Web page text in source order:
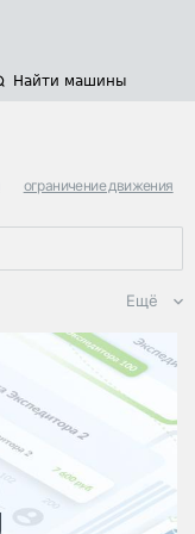
Найти машины
ограничение движения
Ещё